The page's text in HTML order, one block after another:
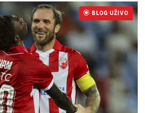
UŽIVO
BLOG UŽIVO